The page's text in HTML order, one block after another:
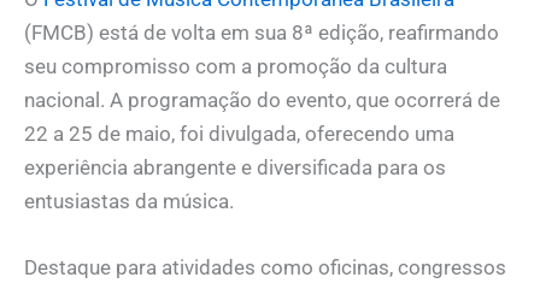
(FMCB) está de volta em sua 8ª edição, reafirmando
seu compromisso com a promoção da cultura
nacional. A programação do evento, que ocorrerá de
22 a 25 de maio, foi divulgada, oferecendo uma
experiência abrangente e diversificada para os
entusiastas da música.
Destaque para atividades como oficinas, congressos